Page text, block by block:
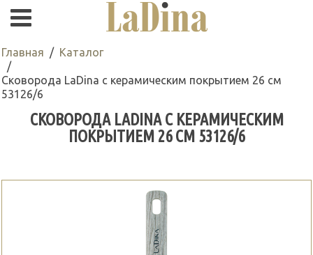
Главная Каталог
Сковорода LaDina с керамическим покрытием 26 см
53126/6
СКОВОРОДА LADINA С КЕРАМИЧЕСКИМ
ПОКРЫТИЕМ 26 СМ 53126/6